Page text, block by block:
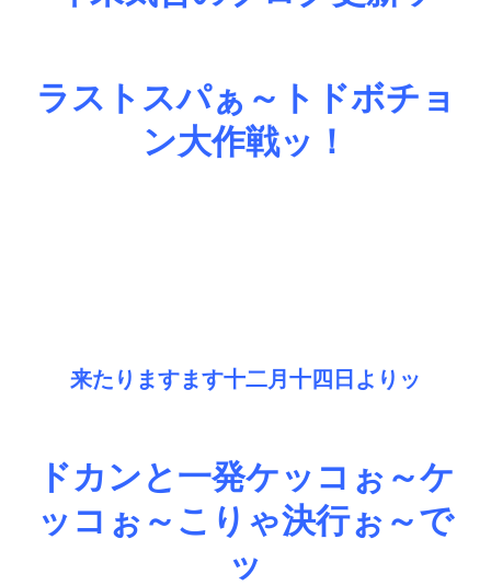
ラストスパぁ～トドボチョ
ン大作戦ッ！
来たりますます十二月十四日よりッ
ドカンと一発ケッコぉ～ケ
ッコぉ～こりゃ決行ぉ～で
ッ